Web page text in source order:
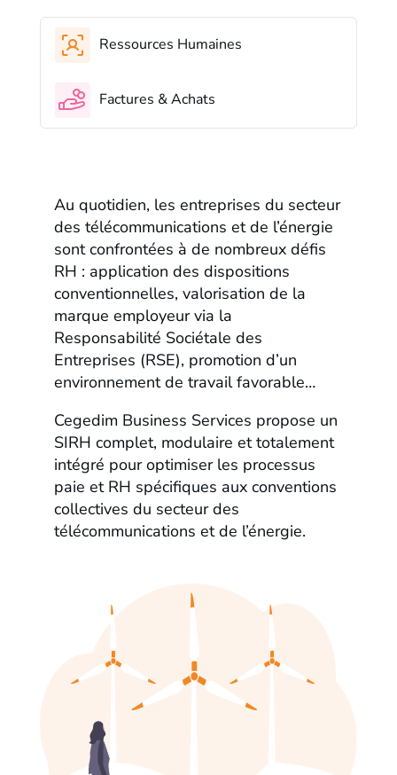
Ressources Humaines
Factures & Achats
Au quotidien, les entreprises du secteur
des télécommunications et de l’énergie
sont confrontées à de nombreux défis
RH : application des dispositions
conventionnelles, valorisation de la
marque employeur via la
Responsabilité Sociétale des
Entreprises (RSE), promotion d’un
environnement de travail favorable…​​
Cegedim Business Services propose un
SIRH complet, modulaire et totalement
intégré pour optimiser les processus
paie et RH spécifiques aux conventions
collectives du secteur des
télécommunications et de l’énergie.​​